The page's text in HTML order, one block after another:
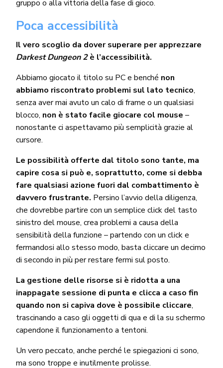
gruppo o alla vittoria della fase di gioco.
Poca accessibilità
Il vero scoglio da dover superare per apprezzare
Darkest Dungeon 2è l’accessibilità.
Abbiamo giocato il titolo su PC e benché non
abbiamo riscontrato problemi sul lato tecnico,
senza aver mai avuto un calo di frame o un qualsiasi
blocco, non è stato facile giocare col mouse –
nonostante ci aspettavamo più semplicità grazie al
cursore.
Le possibilità offerte dal titolo sono tante, ma
capire cosa si può e, soprattutto, come si debba
fare qualsiasi azione fuori dal combattimento è
davvero frustrante. Persino l’avvio della diligenza,
che dovrebbe partire con un semplice click del tasto
sinistro del mouse, crea problemi a causa della
sensibilità della funzione – partendo con un click e
fermandosi allo stesso modo, basta cliccare un decimo
di secondo in più per restare fermi sul posto.
La gestione delle risorse si è ridotta a una
inappagate sessione di punta e clicca a caso fin
quando non si capiva dove è possibile cliccare,
trascinando a caso gli oggetti di qua e di la su schermo
capendone il funzionamento a tentoni.
Un vero peccato, anche perché le spiegazioni ci sono,
ma sono troppe e inutilmente prolisse.